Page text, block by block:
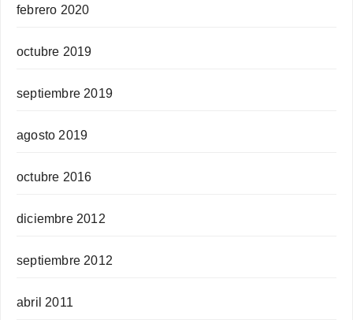
febrero 2020
octubre 2019
septiembre 2019
agosto 2019
octubre 2016
diciembre 2012
septiembre 2012
abril 2011